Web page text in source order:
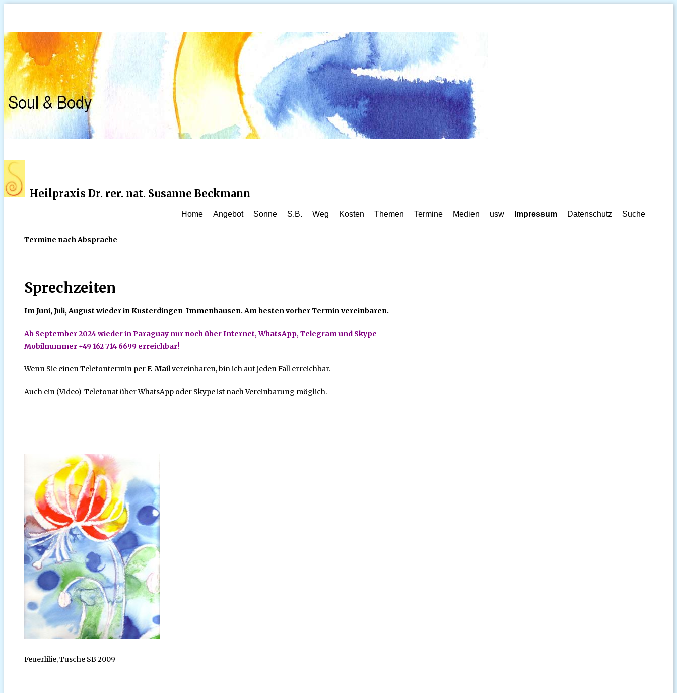
Heilpraxis Dr. rer. nat. Susanne Beckmann
Home Angebot Sonne S.B. Weg Kosten Themen Termine Medien usw Impressum Datenschutz Suche
Termine nach Absprache
Sprechzeiten
Im Juni, Juli, August wieder in Kusterdingen-Immenhausen. Am besten vorher Termin vereinbaren.
Ab September 2024 wieder in Paraguay nur noch über Internet, WhatsApp, Telegram und Skype
Mobilnummer +49 162 714 6699 erreichbar!
Wenn Sie einen Telefontermin perE-Mailvereinbaren, bin ich auf jeden Fall erreichbar.
Auch ein (Video)-Telefonat über WhatsApp oder Skype ist nach Vereinbarung möglich.
Feuerlilie, Tusche SB 2009